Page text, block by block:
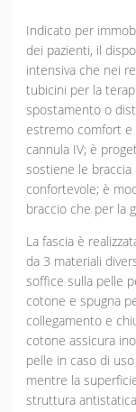
Indicato per
dei pazienti, il
intensiva che nei
tubicini per la
spostamento o
estremo comfort e
cannula IV; è
sostiene le
confortevole; è
braccio che per la
La fascia è
da 3 materiali
soffice sulla pelle
cotone e spugna
collegamento e
cotone assicura
pelle in caso di
mentre la
struttura